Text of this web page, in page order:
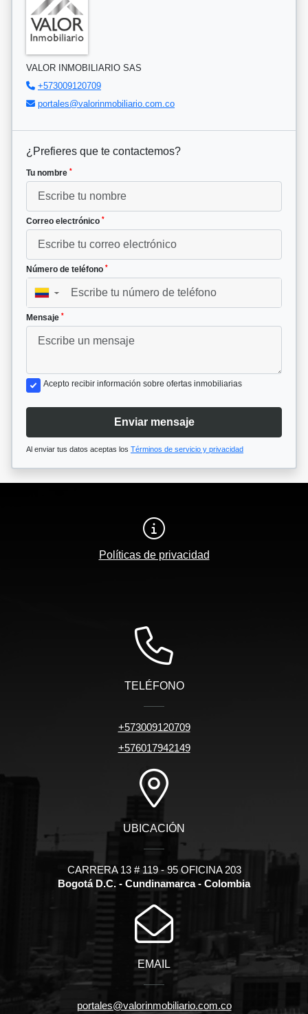
VALOR INMOBILIARIO SAS
+573009120709
portales@valorinmobiliario.com.co
¿Prefieres que te contactemos?
Tu nombre *
Correo electrónico *
Número de teléfono *
▼
Mensaje *
Acepto recibir información sobre ofertas inmobiliarias
Enviar mensaje
Al enviar tus datos aceptas los Términos de servicio y privacidad
Políticas de privacidad
TELÉFONO
+573009120709
+576017942149
UBICACIÓN
CARRERA 13 # 119 - 95 OFICINA 203
Bogotá D.C. - Cundinamarca - Colombia
EMAIL
portales@valorinmobiliario.com.co